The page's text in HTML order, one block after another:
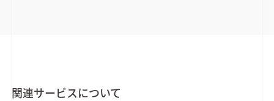
関連サービスについて